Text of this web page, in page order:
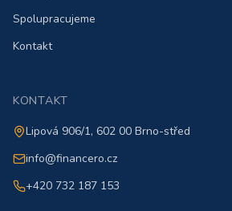
Spolupracujeme
Kontakt
KONTAKT
Lipová 906/1, 602 00 Brno-střed
info@financero.cz
+420 732 187 153